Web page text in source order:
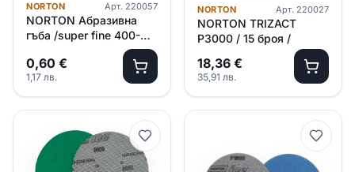
NORTON Арт. 220057
NORTON Абразивна
гъба /super fine 400-
0,60 €
1,17 лв.
NORTON Арт. 220027
NORTON TRIZACT
P3000 / 15 броя /
18,36 €
35,91 лв.